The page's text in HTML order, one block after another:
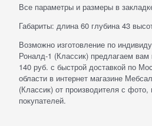
Все параметры и размеры в
Габариты: длина 60 глубина 43
Возможно изготовление по
Роналд-1 (Классик) предлагаем вам
140 руб. с быстрой доставкой по
области в интернет магазине
(Классик) от производителя с
покупателей.